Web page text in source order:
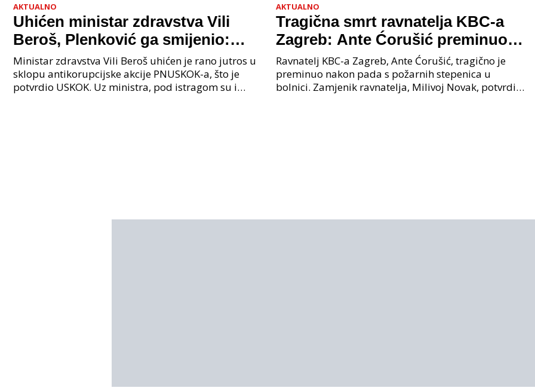
AKTUALNO
Uhićen ministar zdravstva Vili
Beroš, Plenković ga smijenio:
Istraga USKOK-a zbog korupcije
Ministar zdravstva Vili Beroš uhićen je rano jutros u
sklopu antikorupcijske akcije PNUSKOK-a, što je
potvrdio USKOK. Uz ministra, pod istragom su i
AKTUALNO
Tragična smrt ravnatelja KBC-a
Zagreb: Ante Ćorušić preminuo
nakon pada u bolnici, policija na
mjestu događaja
Ravnatelj KBC-a Zagreb, Ante Ćorušić, tragično je
preminuo nakon pada s požarnih stepenica u
bolnici. Zamjenik ravnatelja, Milivoj Novak, potvrdio